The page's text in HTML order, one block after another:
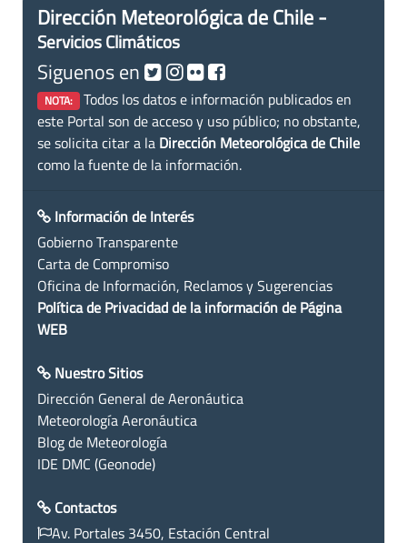
Dirección Meteorológica de Chile -
Servicios Climáticos
Siguenos en
NOTA: Todos los datos e información publicados en
este Portal son de acceso y uso público; no obstante,
se solicita citar a la Dirección Meteorológica de Chile
como la fuente de la información.
Información de Interés
Gobierno Transparente
Carta de Compromiso
Oficina de Información, Reclamos y Sugerencias
Política de Privacidad de la información de Página
WEB
Nuestro Sitios
Dirección General de Aeronáutica
Meteorología Aeronáutica
Blog de Meteorología
IDE DMC (Geonode)
Contactos
Av. Portales 3450, Estación Central